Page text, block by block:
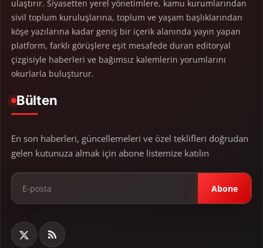
ulaştırır. Siyasetten yerel yönetimlere, kamu kurumlarından
sivil toplum kuruluşlarına, toplum ve yaşam başlıklarından
köşe yazılarına kadar geniş bir içerik alanında yayın yapan
platform, farklı görüşlere eşit mesafede duran editoryal
çizgisiyle haberleri ve bağımsız kalemlerin yorumlarını
okurlarla buluşturur.
Bülten
En son haberleri, güncellemeleri ve özel teklifleri doğrudan
gelen kutunuza almak için abone listemize katılın
Abone